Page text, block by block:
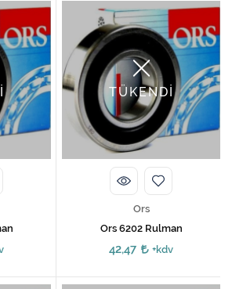
Elektrikli Süpürge
Fan
Fırın, Ocak ve Aspiratör
Kireç Önleme Ve Temizlik
Klima
Kondansatör
TÜKENDİ
Ors
Ors 6202 Rulman
42,47 +kdv